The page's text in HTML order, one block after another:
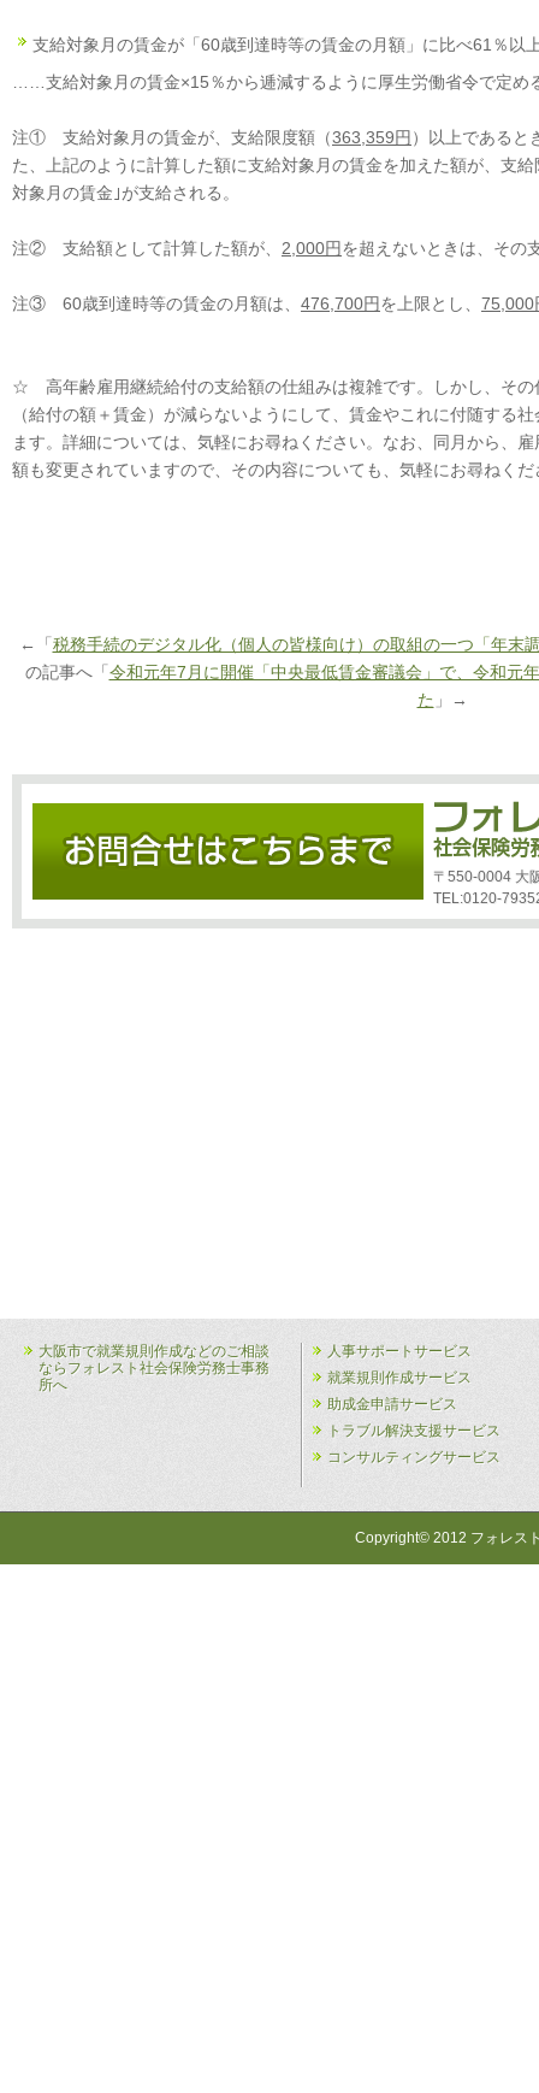
支給対象月の賃金が「60歳到達時等の賃金の月額」に比べ61％以
……支給対象月の賃金×15％から逓減するように厚生労働省令で定め
注① 支給対象月の賃金が、支給限度額（363,359円 ）以上であると
た、上記のように計算した額に支給対象月の賃金を加えた額が、支
対象月の賃金｣が支給される。
注② 支給額として計算した額が、 2,000円を超えないときは、その
注③ 60歳到達時等の賃金の月額は、 476,700円を上限とし、 75,000
☆ 高年齢雇用継続給付の支給額の仕組みは複雑です。しかし、その
（給付の額＋賃金）が減らないようにして、賃金やこれに付随する
ます。詳細については、気軽にお尋ねください。なお、同月から、
額も変更されていますので、その内容についても、気軽にお尋ねくだ
←「 税務手続のデジタル化（個人の皆様向け）の取組の一つ「年末
の記事へ「 令和元年7月に開催「中央最低賃金審議会」で、令和元
た 」→
〒550-0004 大
TEL:0120-
大阪市で就業規則作成などのご相談
ならフォレスト社会保険労務士事務
所へ
人事サポートサービス
就業規則作成サービス
助成金申請サービス
トラブル解決支援サービス
コンサルティングサービス
Copyright© 2012 フォレス